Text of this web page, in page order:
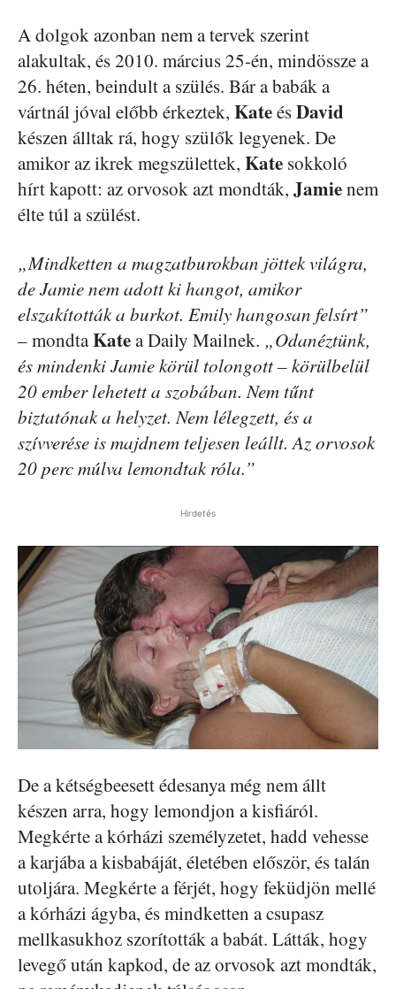
A dolgok azonban nem a tervek szerint
alakultak, és 2010. március 25-én, mindössze a
26. héten, beindult a szülés. Bár a babák a
vártnál jóval előbb érkeztek, KateésDavid
készen álltak rá, hogy szülők legyenek. De
amikor az ikrek megszülettek, Kate sokkoló
hírt kapott: az orvosok azt mondták, Jamienem
élte túl a szülést.
„Mindketten a magzatburokban jöttek világra,
de Jamie nem adott ki hangot, amikor
elszakították a burkot. Emily hangosan felsírt”
– mondtaKatea Daily Mailnek. „Odanéztünk,
és mindenki Jamie körül tolongott – körülbelül
20 ember lehetett a szobában. Nem tűnt
biztatónak a helyzet. Nem lélegzett, és a
szívverése is majdnem teljesen leállt. Az orvosok
20 perc múlva lemondtak róla.”
Hirdetés
De a kétségbeesett édesanya még nem állt
készen arra, hogy lemondjon a kisfiáról.
Megkérte a kórházi személyzetet, hadd vehesse
a karjába a kisbabáját, életében először, és talán
utoljára. Megkérte a férjét, hogy feküdjön mellé
a kórházi ágyba, és mindketten a csupasz
mellkasukhoz szorították a babát. Látták, hogy
levegő után kapkod, de az orvosok azt mondták,